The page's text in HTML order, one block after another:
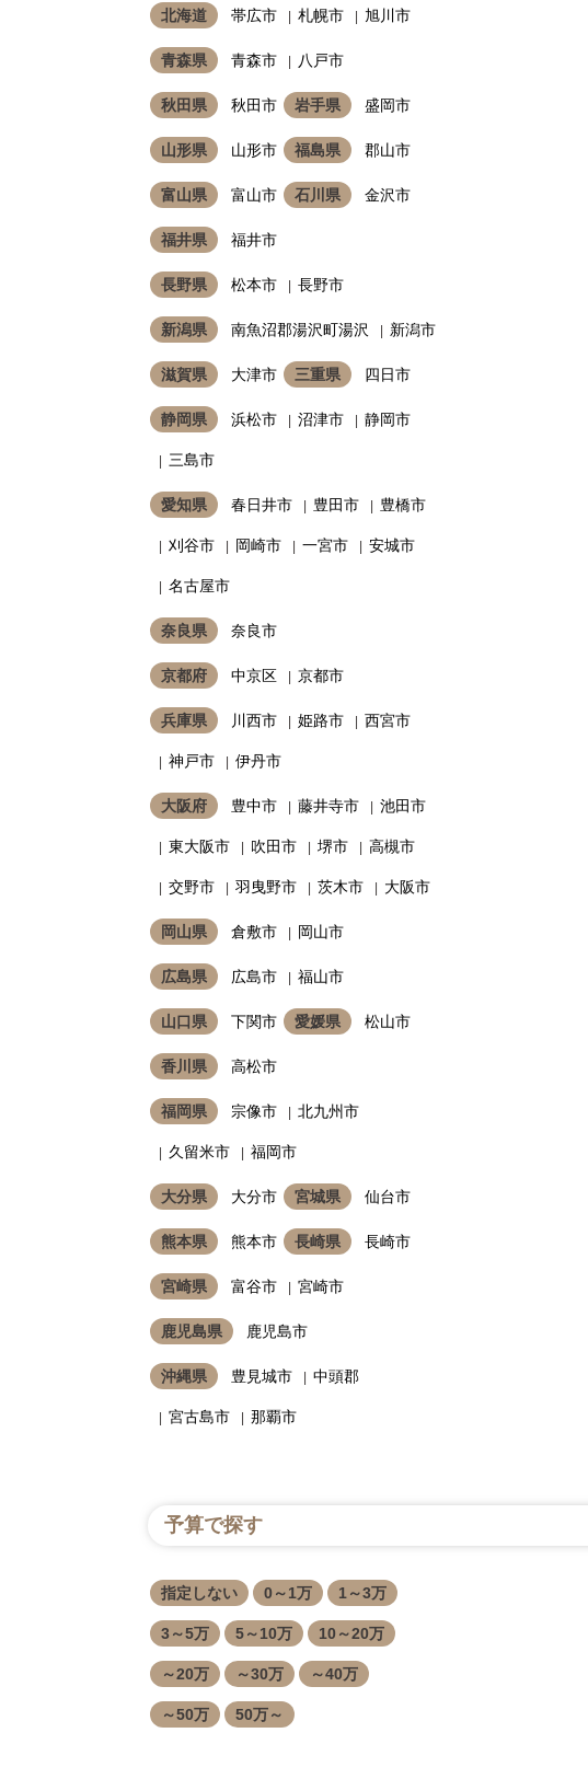
北海道 帯広市 札幌市 旭川市
青森県 青森市 八戸市
秋田県 秋田市 岩手県 盛岡市
山形県 山形市 福島県 郡山市
富山県 富山市 石川県 金沢市
福井県 福井市
長野県 松本市 長野市
新潟県 南魚沼郡湯沢町湯沢 新潟市
滋賀県 大津市 三重県 四日市
静岡県 浜松市 沼津市 静岡市
三島市
愛知県 春日井市 豊田市 豊橋市
刈谷市 岡崎市 一宮市 安城市
名古屋市
奈良県 奈良市
京都府 中京区 京都市
兵庫県 川西市 姫路市 西宮市
神戸市 伊丹市
大阪府 豊中市 藤井寺市 池田市
東大阪市 吹田市 堺市 高槻市
交野市 羽曳野市 茨木市 大阪市
岡山県 倉敷市 岡山市
広島県 広島市 福山市
山口県 下関市 愛媛県 松山市
香川県 高松市
福岡県 宗像市 北九州市
久留米市 福岡市
大分県 大分市 宮城県 仙台市
熊本県 熊本市 長崎県 長崎市
宮崎県 富谷市 宮崎市
鹿児島県 鹿児島市
沖縄県 豊見城市 中頭郡
宮古島市 那覇市
予算で探す
指定しない 0～1万 1～3万
3～5万 5～10万 10～20万
～20万 ～30万 ～40万
～50万 50万～